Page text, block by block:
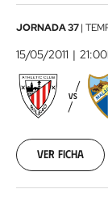
Athletic
Club
-
Málaga
CF2011-
15
00:00:00
JORNADA 37|
15/05/2011
VS
Ver ficha